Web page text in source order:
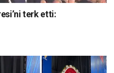
terk etti: